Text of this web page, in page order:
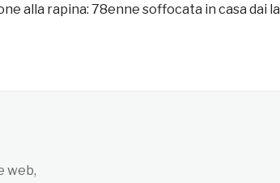
alla rapina: 78enne soffocata in casa dai
web,